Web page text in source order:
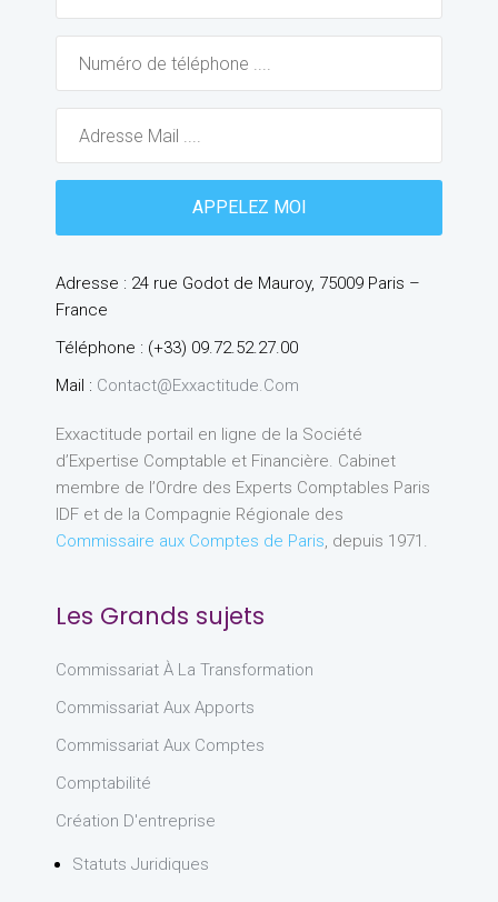
Adresse : 24 rue Godot de Mauroy, 75009 Paris –
France
Téléphone : (+33) 09.72.52.27.00
Mail : Contact@exxactitude.com
Exxactitude portail en ligne de la Société
d’Expertise Comptable et Financière. Cabinet
membre de l’Ordre des Experts Comptables Paris
IDF et de la Compagnie Régionale des
Commissaire aux Comptes de Paris, depuis 1971.
Les Grands sujets
Commissariat À La Transformation
Commissariat Aux Apports
Commissariat Aux Comptes
Comptabilité
Création D'entreprise
Statuts Juridiques